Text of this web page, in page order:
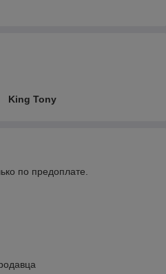
King Tony
по предоплате.